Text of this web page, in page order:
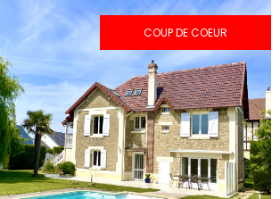
COUP DE COEUR
voir le
bien